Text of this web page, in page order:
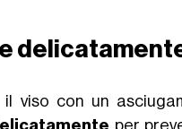
viso con un
per